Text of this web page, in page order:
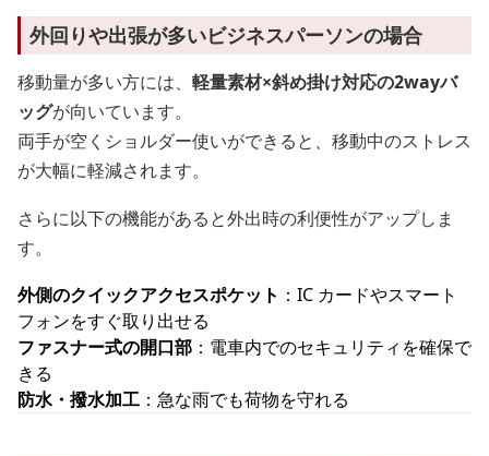
外回りや出張が多いビジネスパーソンの場合
移動量が多い方には、 軽量素材×斜め掛け対応の2wayバ
ッグが向いています。
両手が空くショルダー使いができると、移動中のストレス
が大幅に軽減されます。
さらに以下の機能があると外出時の利便性がアップしま
す。
外側のクイックアクセスポケット ：IC カードやスマート
フォンをすぐ取り出せる
ファスナー式の開口部 ：電車内でのセキュリティを確保で
きる
防水・撥水加工 ：急な雨でも荷物を守れる